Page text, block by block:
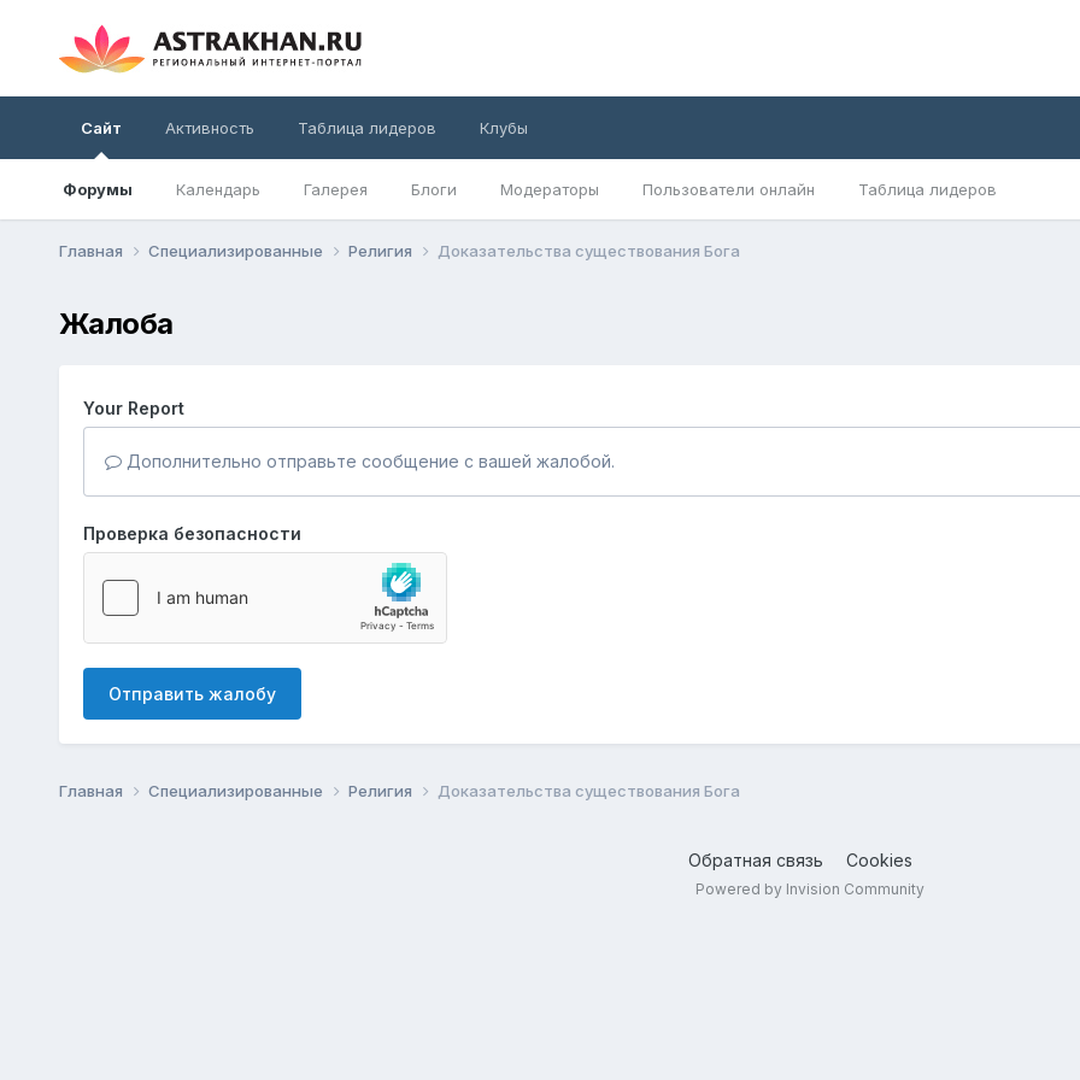
Сайт
Форумы Календарь Галерея Блоги Модераторы Пользователи онлайн Таблица лидеров
Активность Таблица лидеров Клубы
Главная Специализированные Религия Доказательства существования Бога
Жалоба
Your Report
Дополнительно отправьте сообщение с вашей жалобой.
Проверка безопасности
Отправить жалобу
Главная Специализированные Религия Доказательства существования Бога
Обратная связь Cookies
Powered by Invision Community